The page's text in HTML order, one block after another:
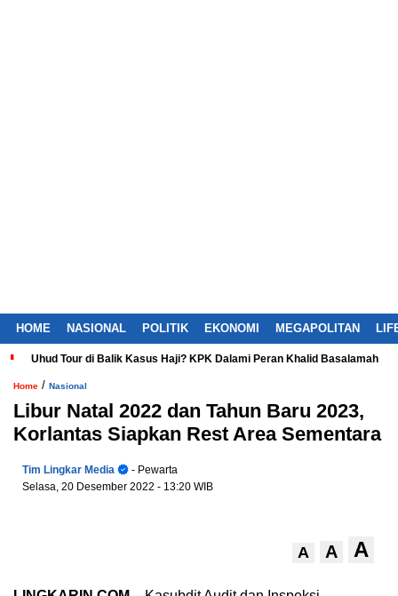
HOME NASIONAL POLITIK EKONOMI MEGAPOLITAN
Uhud Tour di Balik Kasus Haji? KPK Dalami Peran Khalid Basalamah
Home / Nasional
Libur Natal 2022 dan Tahun Baru 2023,
Korlantas Siapkan Rest Area Sementara
Tim Lingkar Media
- Pewarta
Selasa, 20 Desember 2022 - 13:20 WIB
A A A